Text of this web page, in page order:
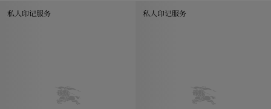
私人印记服务 私人印记服务